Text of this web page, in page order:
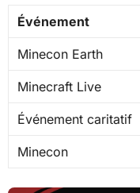
Événement
Minecon Earth
Minecraft Live
Événement caritatif
Minecon